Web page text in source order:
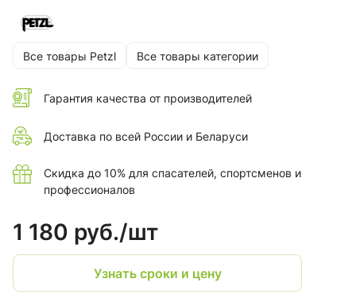
Все товары Petzl Все товары категории
Гарантия качества от производителей
Доставка по всей России и Беларуси
Скидка до 10% для спасателей, спортсменов и
профессионалов
1 180 руб./шт
Узнать сроки и цену